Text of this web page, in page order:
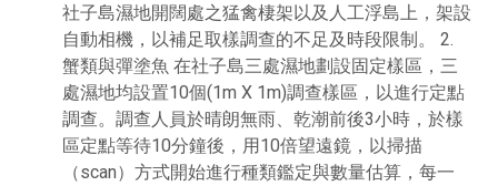
社子島濕地開闊處之猛禽棲架以及人工浮島上，架設
自動相機，以補足取樣調查的不足及時段限制。 2.
蟹類與彈塗魚 在社子島三處濕地劃設固定樣區，三
處濕地均設置10個(1m X 1m)調查樣區，以進行定點
調查。調查人員於晴朗無雨、乾潮前後3小時，於樣
區定點等待10分鐘後，用10倍望遠鏡，以掃描
（scan）方式開始進行種類鑑定與數量估算，每一